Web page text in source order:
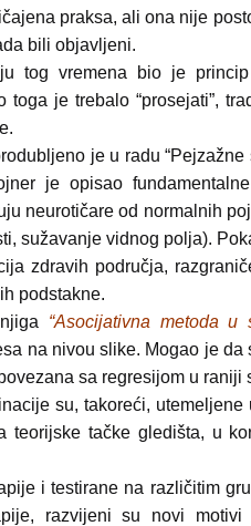
praksa, ali ona nije
bili objavljeni.
tog vremena bio je
toga je trebalo “prosejati”,
je u radu
je opisao
neurotičare od normalnih
sužavanje vidnog polja).
zdravih područja,
podstakne.
“Asocijativna metoda u
na nivou slike. Mogao je
sa regresijom u raniji
su, takoreći,
teorijske tačke gledišta, u
i testirane na različitim
razvijeni su novi